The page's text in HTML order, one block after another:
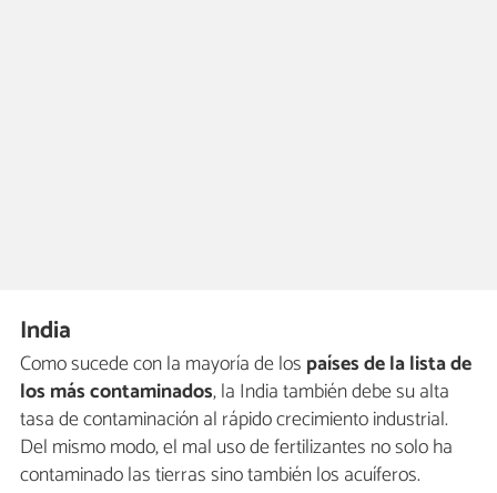
India
Como sucede con la mayoría de los países de la lista de
los más contaminados, la India también debe su alta
tasa de contaminación al rápido crecimiento industrial.
Del mismo modo, el mal uso de fertilizantes no solo ha
contaminado las tierras sino también los acuíferos.